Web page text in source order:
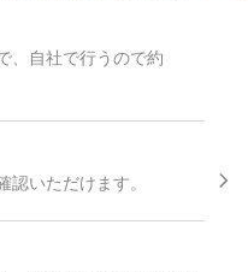
、自社で行うので約
いただけます。